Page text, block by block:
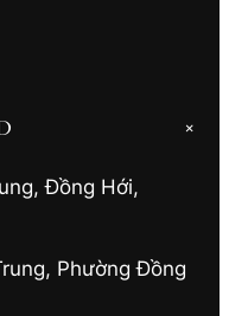
+
Đồng Hới,
Phường Đồng